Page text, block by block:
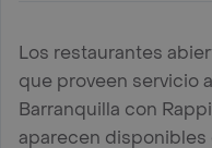
Los restaurantes
que proveen servicio
Barranquilla con
aparecen disponibles